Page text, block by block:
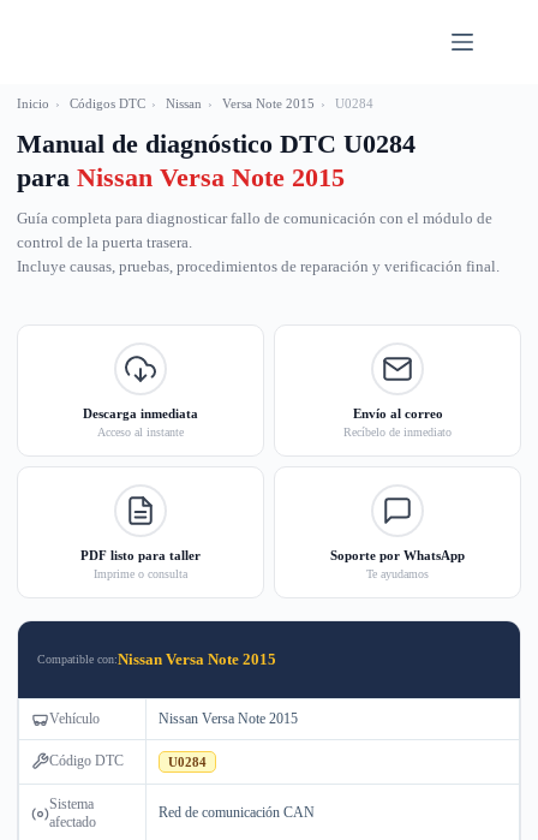
Inicio › Códigos DTC › Nissan › Versa Note 2015 › U0284
Manual de diagnóstico DTC U0284
para Nissan Versa Note 2015
Guía completa para diagnosticar fallo de comunicación con el módulo de
control de la puerta trasera.
Incluye causas, pruebas, procedimientos de reparación y verificación final.
Descarga inmediata
Acceso al instante
Envío al correo
Recíbelo de inmediato
PDF listo para taller
Imprime o consulta
Soporte por WhatsApp
Te ayudamos
Compatible con:Nissan Versa Note 2015
Vehículo Nissan Versa Note 2015
Código DTC U0284
Sistema
afectado
Red de comunicación CAN